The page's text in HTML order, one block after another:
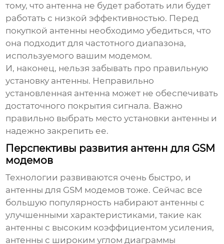
тому, что антенна не будет работать или будет
работать с низкой эффективностью. Перед
покупкой антенны необходимо убедиться, что
она подходит для частотного диапазона,
используемого вашим модемом.
И, наконец, нельзя забывать про правильную
установку антенны. Неправильно
установленная антенна может не обеспечивать
достаточного покрытия сигнала. Важно
правильно выбрать место установки антенны и
надежно закрепить ее.
Перспективы развития антенн для GSM
модемов
Технологии развиваются очень быстро, и
антенны для GSM модемов тоже. Сейчас все
большую популярность набирают антенны с
улучшенными характеристиками, такие как
антенны с высоким коэффициентом усиления,
антенны с широким углом диаграммы